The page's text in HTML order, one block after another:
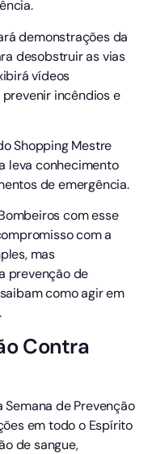
demonstrações da
desobstruir as vias
vídeos
incêndios e
Shopping Mestre
leva conhecimento
de emergência.
com esse
com a
mas
prevenção de
como agir em
Contra
de Prevenção
em todo o Espírito
de sangue,